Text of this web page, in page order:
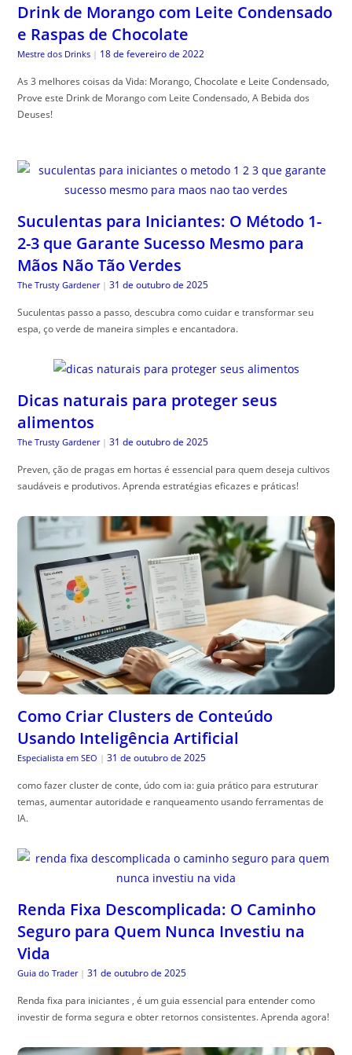
Drink de Morango com Leite Condensado
e Raspas de Chocolate
Mestre dos Drinks | 18 de fevereiro de 2022
As 3 melhores coisas da Vida: Morango, Chocolate e Leite Condensado,
Prove este Drink de Morango com Leite Condensado, A Bebida dos
Deuses!
Suculentas para Iniciantes: O Método 1-
2-3 que Garante Sucesso Mesmo para
Mãos Não Tão Verdes
The Trusty Gardener | 31 de outubro de 2025
Suculentas passo a passo, descubra como cuidar e transformar seu
espa, ço verde de maneira simples e encantadora.
Dicas naturais para proteger seus
alimentos
The Trusty Gardener | 31 de outubro de 2025
Preven, ção de pragas em hortas é essencial para quem deseja cultivos
saudáveis e produtivos. Aprenda estratégias eficazes e práticas!
Como Criar Clusters de Conteúdo
Usando Inteligência Artificial
Especialista em SEO | 31 de outubro de 2025
como fazer cluster de conte, údo com ia: guia prático para estruturar
temas, aumentar autoridade e ranqueamento usando ferramentas de
IA.
Renda Fixa Descomplicada: O Caminho
Seguro para Quem Nunca Investiu na
Vida
Guia do Trader | 31 de outubro de 2025
Renda fixa para iniciantes , é um guia essencial para entender como
investir de forma segura e obter retornos consistentes. Aprenda agora!